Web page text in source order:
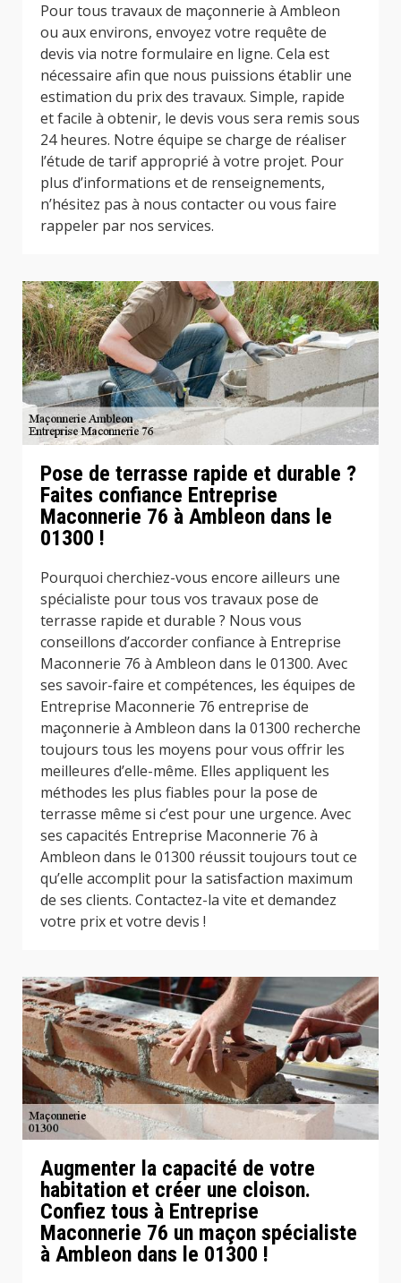
Pour tous travaux de maçonnerie à Ambleon
ou aux environs, envoyez votre requête de
devis via notre formulaire en ligne. Cela est
nécessaire afin que nous puissions établir une
estimation du prix des travaux. Simple, rapide
et facile à obtenir, le devis vous sera remis sous
24 heures. Notre équipe se charge de réaliser
l’étude de tarif approprié à votre projet. Pour
plus d’informations et de renseignements,
n’hésitez pas à nous contacter ou vous faire
rappeler par nos services.
Pose de terrasse rapide et durable ?
Faites confiance Entreprise
Maconnerie 76 à Ambleon dans le
01300 !
Pourquoi cherchiez-vous encore ailleurs une
spécialiste pour tous vos travaux pose de
terrasse rapide et durable ? Nous vous
conseillons d’accorder confiance à Entreprise
Maconnerie 76 à Ambleon dans le 01300. Avec
ses savoir-faire et compétences, les équipes de
Entreprise Maconnerie 76 entreprise de
maçonnerie à Ambleon dans la 01300 recherche
toujours tous les moyens pour vous offrir les
meilleures d’elle-même. Elles appliquent les
méthodes les plus fiables pour la pose de
terrasse même si c’est pour une urgence. Avec
ses capacités Entreprise Maconnerie 76 à
Ambleon dans le 01300 réussit toujours tout ce
qu’elle accomplit pour la satisfaction maximum
de ses clients. Contactez-la vite et demandez
votre prix et votre devis !
Augmenter la capacité de votre
habitation et créer une cloison.
Confiez tous à Entreprise
Maconnerie 76 un maçon spécialiste
à Ambleon dans le 01300 !